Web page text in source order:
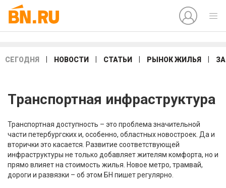
СЕГОДНЯ НОВОСТИ СТАТЬИ РЫНОК ЖИЛЬЯ
Транспортная инфраструктура
Транспортная доступность – это проблема значительной
части петербургских и, особенно, областных новостроек. Да и
вторички это касается. Развитие соответствующей
инфраструктуры не только добавляет жителям комфорта, но и
прямо влияет на стоимость жилья. Новое метро, трамвай,
дороги и развязки – об этом БН пишет регулярно.